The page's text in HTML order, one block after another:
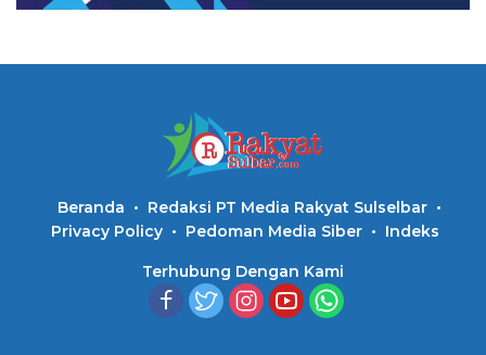
Beranda
Redaksi PT Media Rakyat Sulselbar
Privacy Policy
Pedoman Media Siber Indeks
Terhubung Dengan Kami